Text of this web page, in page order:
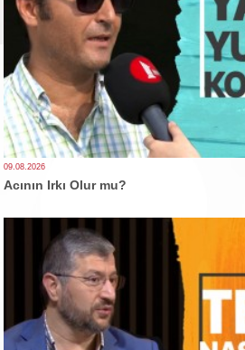
09.08.2026
Acının Irkı Olur mu?